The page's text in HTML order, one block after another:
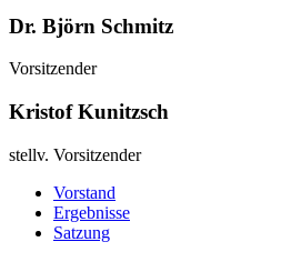
Dr. Björn Schmitz
Vorsitzender
Kristof Kunitzsch
stellv. Vorsitzender
Vorstand
Ergebnisse
Satzung